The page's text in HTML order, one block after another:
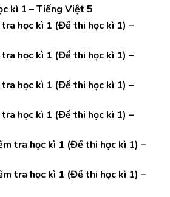
kì 1 – Tiếng Việt 5
học kì 1 (Đề thi học kì 1) –
học kì 1 (Đề thi học kì 1) –
học kì 1 (Đề thi học kì 1) –
học kì 1 (Đề thi học kì 1) –
tra học kì 1 (Đề thi học kì 1) –
tra học kì 1 (Đề thi học kì 1) –